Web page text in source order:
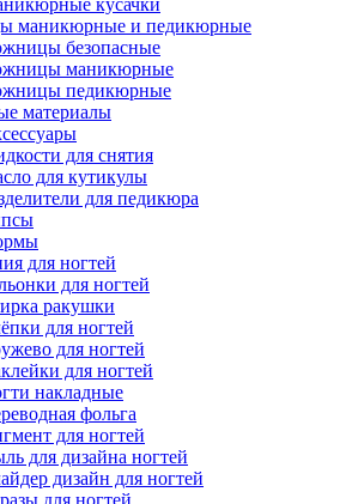
кусачки
маникюрные и педикюрные
безопасные
маникюрные
педикюрные
материалы
для снятия
для кутикулы
для педикюра
для ногтей
для ногтей
ракушки
для ногтей
для ногтей
для ногтей
накладные
фольга
для ногтей
для дизайна ногтей
дизайн для ногтей
для ногтей